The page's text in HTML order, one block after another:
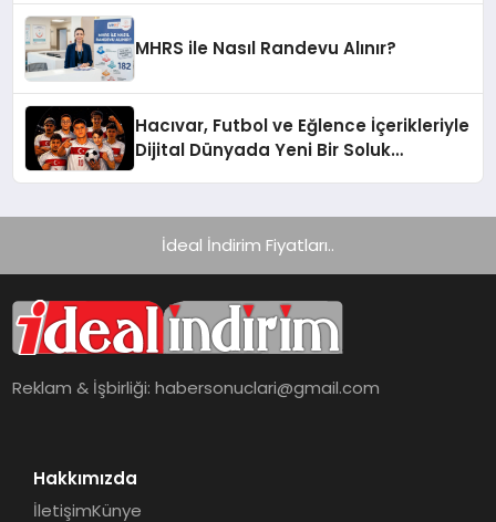
MHRS ile Nasıl Randevu Alınır?
Hacıvar, Futbol ve Eğlence İçerikleriyle
Dijital Dünyada Yeni Bir Soluk
İdeal İndirim Fiyatları..
Reklam & İşbirliği:habersonuclari@gmail.com
Hakkımızda
İletişimKünye